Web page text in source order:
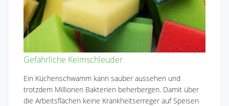
Gefährliche Keimschleuder
Ein Küchenschwamm kann sauber aussehen und
trotzdem Millionen Bakterien beherbergen. Damit über
die Arbeitsflächen keine Krankheitserreger auf Speisen